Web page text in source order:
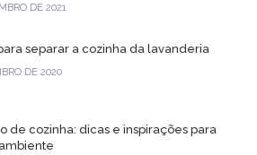
DE 2021
separar a cozinha da lavanderia
DE 2020
de cozinha: dicas e inspirações para